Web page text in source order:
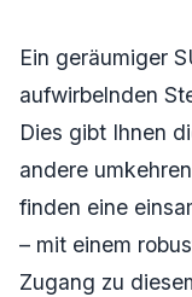
Ein geräumiger
aufwirbelnden
Dies gibt Ihnen
andere
finden eine
– mit einem
Zugang zu